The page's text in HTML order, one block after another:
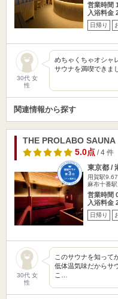
営業時間
入浴料金
日帰り
30代 女
性
めちゃくちゃオシャ
サウナを満喫できま
関連情報から探す
THE PROLABO
5.0点/ 4 件
東京都 /
用賀駅
麻布十番
営業時間
入浴料金
日帰り
30代 女
性
このサウナを知って
低体温気味だからサ
こ…